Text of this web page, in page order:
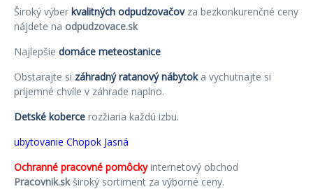
Široký výber kvalitných odpudzovačovza bezkonkurenčné ceny
nájdete na odpudzovace.sk
Najlepšie domáce meteostanice
Obstarajte si záhradný ratanový nábytoka vychutnajte si
príjemné chvíle v záhrade naplno.
Detské koberce rozžiaria každú izbu.
ubytovanie Chopok Jasná
Ochranné pracovné pomôckyinternetový obchod
Pracovnik.skširoký sortiment za výborné ceny.